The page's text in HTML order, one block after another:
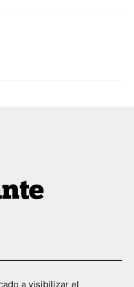
a visibilizar el